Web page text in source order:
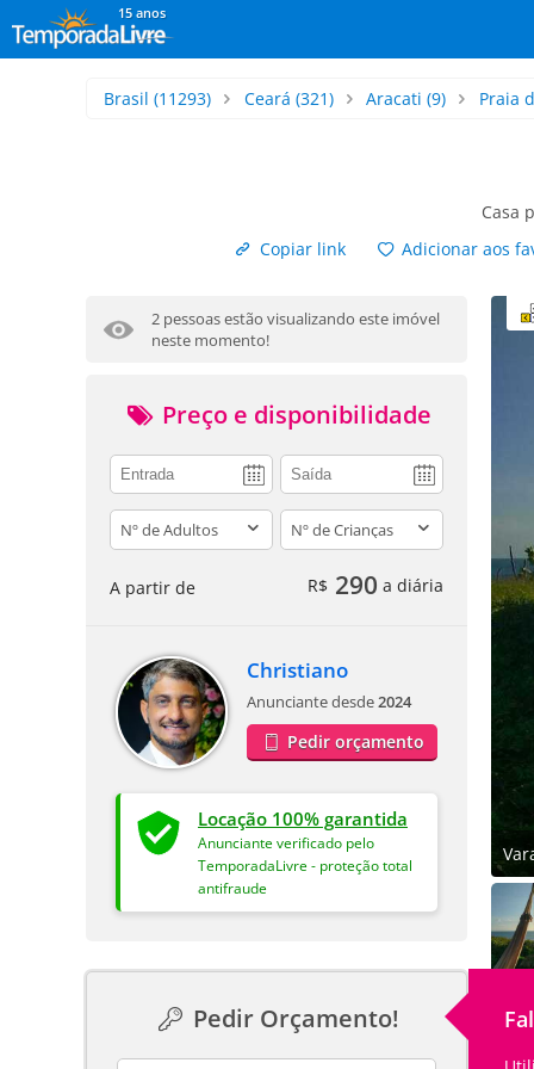
15 anos
Brasil (11293) Ceará (321) Aracati (9) Praia
Casa
Copiar link
Adicionar aos
2 pessoas estão visualizando este imóvel
neste momento!
Preço e disponibilidade
adults children
A partir de R$ 290 a diária
Christiano
Anunciante desde2024
Pedir orçamento
Locação 100% garantida
Anunciante verificado pelo
TemporadaLivre - proteção total
antifraude
Pedir Orçamento!